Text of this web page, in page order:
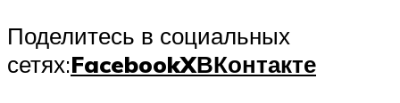
Поделитесь в социальных
сетях:FacebookXВКонтакте